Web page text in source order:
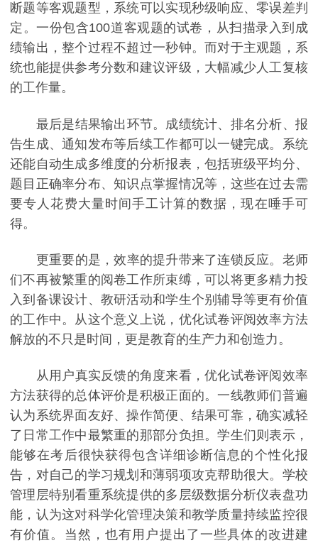
断题等客观题型，系统可以实现秒级响应、零误差判
定。一份包含100道客观题的试卷，从扫描录入到成
绩输出，整个过程不超过一秒钟。而对于主观题，系
统也能提供参考分数和建议评级，大幅减少人工复核
的工作量。
最后是结果输出环节。成绩统计、排名分析、报
告生成、通知发布等后续工作都可以一键完成。系统
还能自动生成多维度的分析报表，包括班级平均分、
题目正确率分布、知识点掌握情况等，这些在过去需
要专人花费大量时间手工计算的数据，现在唾手可
得。
更重要的是，效率的提升带来了连锁反应。老师
们不再被繁重的阅卷工作所束缚，可以将更多精力投
入到备课设计、教研活动和学生个别辅导等更有价值
的工作中。从这个意义上说，优化试卷评阅效率方法
解放的不只是时间，更是教育的生产力和创造力。
从用户真实反馈的角度来看，优化试卷评阅效率
方法获得的总体评价是积极正面的。一线教师们普遍
认为系统界面友好、操作简便、结果可靠，确实减轻
了日常工作中最繁重的那部分负担。学生们则表示，
能够在考后很快获得包含详细诊断信息的个性化报
告，对自己的学习规划和薄弱项攻克帮助很大。学校
管理层特别看重系统提供的多层级数据分析仪表盘功
能，认为这对科学化管理决策和教学质量持续监控很
有价值。当然，也有用户提出了一些具体的改进建